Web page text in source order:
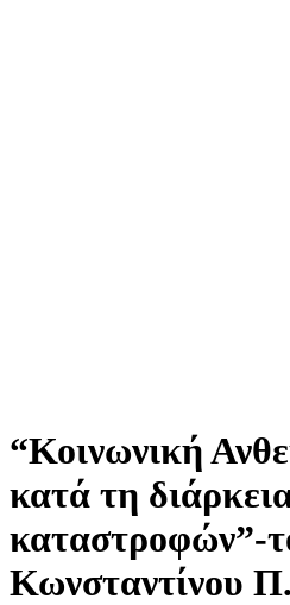
“Κοινωνική
κατά τη
καταστροφών”-
Κωνσταντίνου